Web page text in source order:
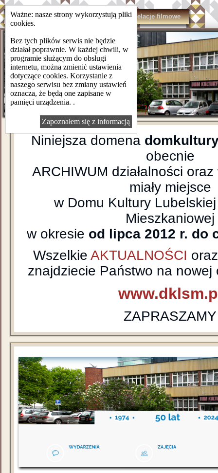
domkulturylsm.pl Kontakt Relacje filmowe
Niniejsza domena
obecnie
ARCHIWUM działalności
miały miejsce
w Domu Kultury Lubelskiej
Mieszkaniowej
w okresie od lipca 2012 r. do
WszelkieAKTUALNOŚCI
znajdziecie Państwo na nowej
ZAPRASZAMY
Ważne: nasze strony wykorzystują pliki
cookies.
Bez tych plików serwis nie będzie
działał poprawnie. W każdej chwili, w
programie służącym do obsługi
internetu, można zmienić ustawienia
dotyczące cookies. Korzystanie z
naszego serwisu bez zmiany ustawień
oznacza, że będą one zapisane w
pamięci urządzenia. .
Zapoznałem się z informacją